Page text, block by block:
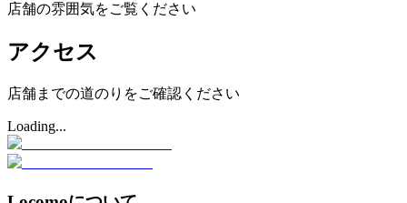
店舗の雰囲気をご覧ください
アクセス
店舗までの道のりをご確認ください
Loading...